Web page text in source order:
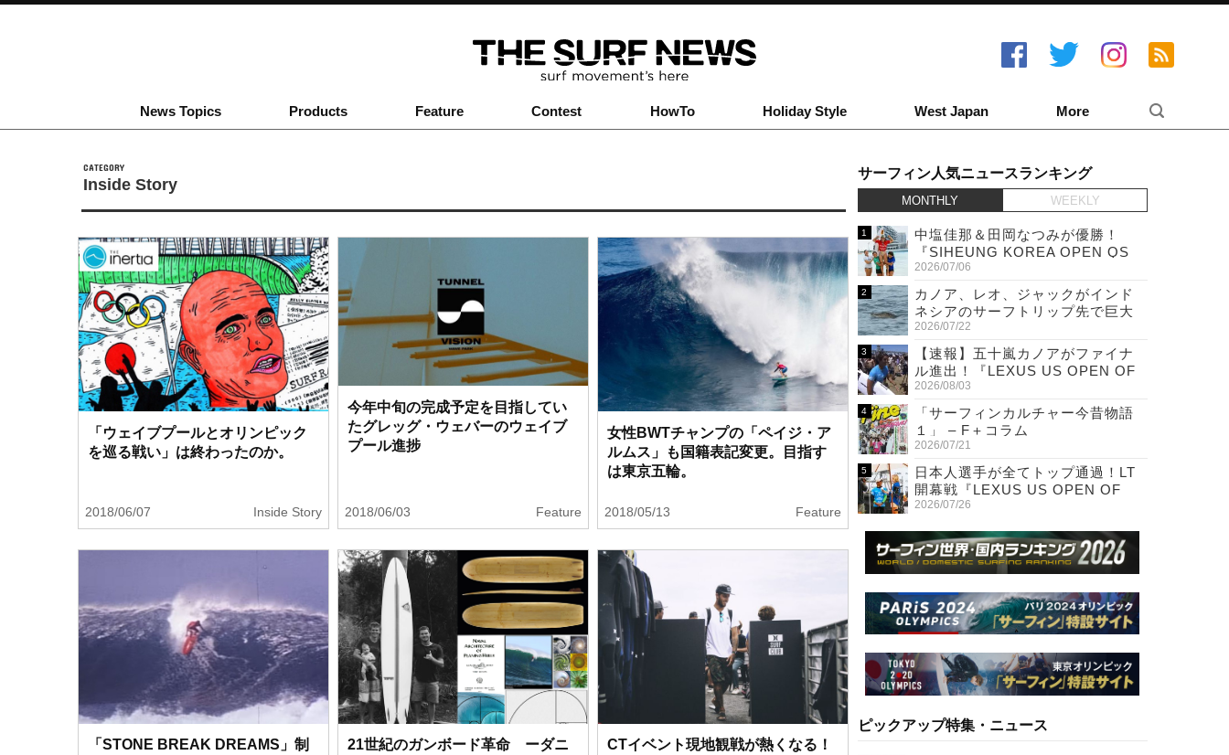
News Topics Products Feature Contest HowTo Holiday Style West Japan More
CATEGORY
Inside Story
「ウェイブプールとオリンピック
を巡る戦い」は終わったのか。
2018/06/07 Inside Story
今年中旬の完成予定を目指してい
たグレッグ・ウェバーのウェイブ
プール進捗
2018/06/03 Feature
女性BWTチャンプの「ペイジ・ア
ルムス」も国籍表記変更。目指す
は東京五輪。
2018/05/13 Feature
「STONE BREAK DREAMS」制
21世紀のガンボード革命 ーダニ
CTイベント現地観戦が熱くなる！
サーフィン人気ニュースランキング
MONTHLY WEEKLY
中塩佳那＆田岡なつみが優勝！
『SIHEUNG KOREA OPEN QS
6,000 & LQS』
2026/07/06
カノア、レオ、ジャックがインド
ネシアのサーフトリップ先で巨大
ワニと遭遇！
2026/07/22
【速報】五十嵐カノアがファイナ
ル進出！『LEXUS US OPEN OF
SURFING』
2026/08/03
「サーフィンカルチャー今昔物語
１」 – F＋コラム
2026/07/21
日本人選手が全てトップ通過！LT
開幕戦『LEXUS US OPEN OF
SURFING』初日
2026/07/26
ピックアップ特集・ニュース